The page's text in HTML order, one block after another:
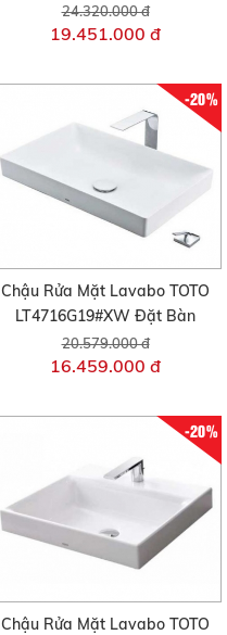
24.320.000 đ
19.451.000 đ
-20%
Chậu Rửa Mặt Lavabo TOTO
LT4716G19#XW Đặt Bàn
20.579.000 đ
16.459.000 đ
-20%
Chậu Rửa Mặt Lavabo TOTO